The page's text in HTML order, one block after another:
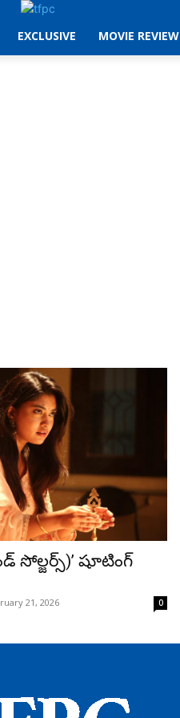
EXCLUSIVE MOVIE REVIEW
సోల్జర్స్)’ షూటింగ్
21, 2026 0